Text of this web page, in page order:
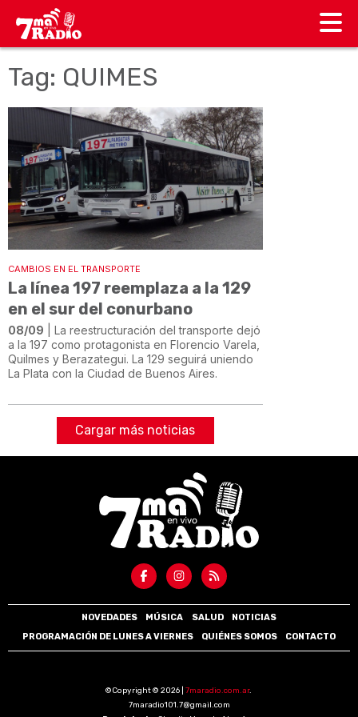
Tag: QUIMES
CAMBIOS EN EL TRANSPORTE
La línea 197 reemplaza a la 129
en el sur del conurbano
08/09 | La reestructuración del transporte dejó
a la 197 como protagonista en Florencio Varela,
Quilmes y Berazategui. La 129 seguirá uniendo
La Plata con la Ciudad de Buenos Aires.
Cargar más noticias
NOVEDADES MÚSICA SALUD
NOTICIAS
PROGRAMACIÓN DE LUNES A VIERNES
QUIÉNES SOMOS CONTACTO
©Copyright © 2026 | 7maradio.com.ar.
7maradio101.7@gmail.com